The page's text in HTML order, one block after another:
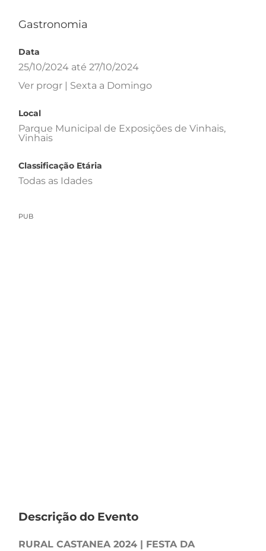
Gastronomia
Data
25/10/2024 até 27/10/2024
Ver progr | Sexta a Domingo
Local
Parque Municipal de Exposições de Vinhais,
Vinhais
Classificação Etária
Todas as Idades
PUB
Descrição do Evento
RURAL CASTANEA 2024 | FESTA DA